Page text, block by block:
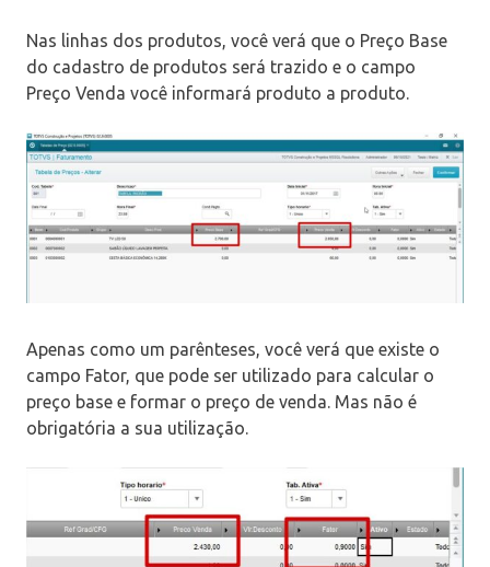
Nas linhas dos produtos, você verá que o Preço Base
do cadastro de produtos será trazido e o campo
Preço Venda você informará produto a produto.
Apenas como um parênteses, você verá que existe o
campo Fator, que pode ser utilizado para calcular o
preço base e formar o preço de venda. Mas não é
obrigatória a sua utilização.